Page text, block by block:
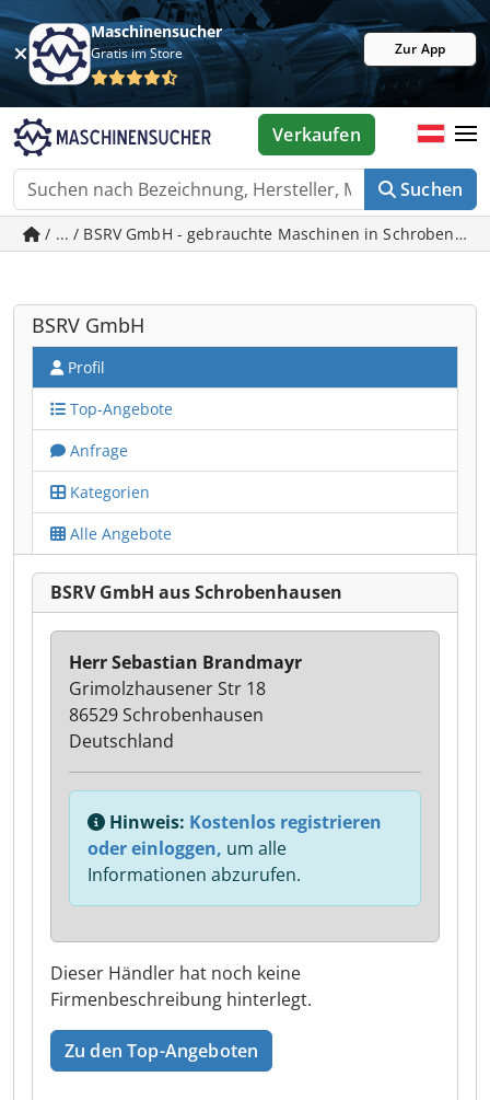
Maschinensucher
Gratis im Store Zur App
Suchen
Verkaufen
/ ... / BSRV GmbH - gebrauchte Maschinen in
BSRV GmbH
Profil
Top-Angebote
Anfrage
Kategorien
Alle Angebote
BSRV GmbH aus Schrobenhausen
Dieser Händler hat noch keine
Firmenbeschreibung hinterlegt.
Zu den Top-Angeboten
Herr Sebastian Brandmayr
Grimolzhausener Str 18
86529 Schrobenhausen
Deutschland
Hinweis: Kostenlos registrieren
oder einloggen, um alle
Informationen abzurufen.